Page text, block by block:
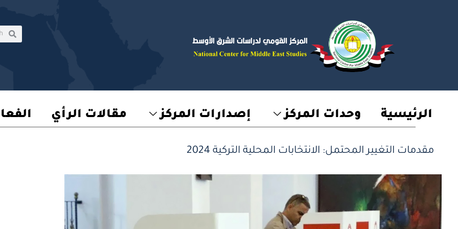
الرئيسية وحدات المركز إصدارات المركز مقالات الرأي
مقدمات التغيير المحتمل: الانتخابات المحلية التركية 2024